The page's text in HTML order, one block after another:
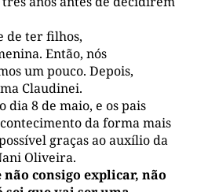
de ter filhos,
Então, nós
um pouco. Depois,
Claudinei.
dia 8 de maio, e os pais
da forma mais
graças ao auxílio da
Oliveira.
não consigo explicar, não